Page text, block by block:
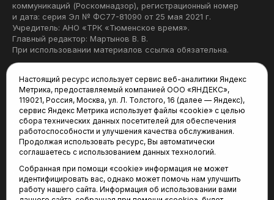
коммуникаций (Роскомнадзор), регистрационный номер
и дата: серия Эл № ФС77-81090 от 25 мая 2021 г.
Учредитель: АНО «ТРК «Тюменское время».
Главный редактор: Мартынов В. В.
При использовании материалов ссылка обязательна.
Редакция:
625035, Тюмень, пр. Геологоразведчиков, 28А
(3452) 68-22-28
tum-arena@mail.ru
Отдел продаж:
(3452) 68-89-78
kotovaev@sibinformburo.ru
Настоящий ресурс использует сервис веб-аналитики Яндекс
Метрика, предоставляемый компанией ООО «ЯНДЕКС»,
119021, Россия, Москва, ул. Л. Толстого, 16 (далее — Яндекс),
сервис Яндекс Метрика использует файлы «cookie» с целью
сбора технических данных посетителей для обеспечения
работоспособности и улучшения качества обслуживания.
Продолжая использовать ресурс, Вы автоматически
соглашаетесь с использованием данных технологий.
Собранная при помощи «cookie» информация не может
идентифицировать вас, однако может помочь нам улучшить
работу нашего сайта. Информация об использовании вами